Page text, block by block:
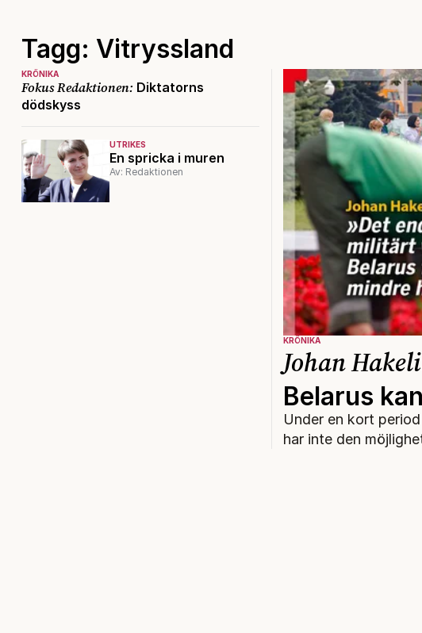
Tagg: Vitryssland
KRÖNIKA
Fokus Redaktionen: Diktatorns
dödskyss
UTRIKES
En spricka i muren
Av: Redaktionen
KRÖNIKA
Johan
Belarus
Under en kort
har inte den